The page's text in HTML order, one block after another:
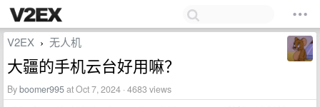
V2EX › 无人机
大疆的手机云台好用嘛？
Byboomer995at Oct 7, 2024 · 4683 views